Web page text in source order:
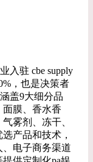
入驻 cbe supply
，也是决策者
盖9大细分品
膜、香水香
雾剂、冻干、
产品和技术，
电子商务渠道